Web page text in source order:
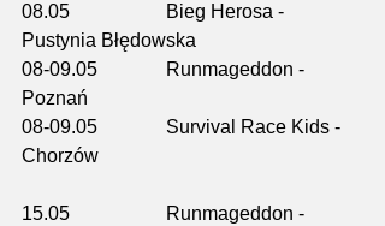
08.05		Bieg Herosa -
Pustynia Błędowska
08-09.05		Runmageddon -
Poznań
08-09.05		Survival Race Kids -
Chorzów
15.05		Runmageddon -